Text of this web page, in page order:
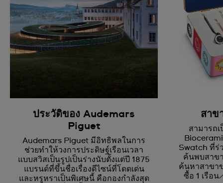
ประวัติของ Audemars
Piguet
Audemars Piguet มีอิทธิพลในการ
ช่วยทำให้วงการประดิษฐ์เรือนเวลา
แบบสวิสเป็นรูปเป็นร่างนับตั้งแต่ปี 1875
แบรนด์ที่ขึ้นชื่อเรื่องดีไซน์ที่โดดเด่น
และหรูหราเป็นพิเศษนี้ คือกองกำลังสุด
สาข
สามารถ
Swatch ที่ร่
ค้นพบสาข
ค้นหาสาขา
ซื้อ 1 เรือ